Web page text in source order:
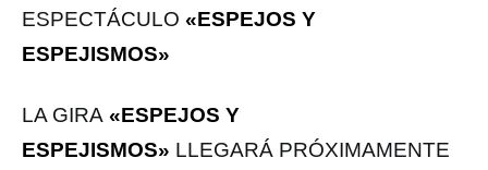
ESPECTÁCULO «ESPEJOS Y
ESPEJISMOS»
LA GIRA «ESPEJOS Y
ESPEJISMOS» LLEGARÁ PRÓXIMAMENTE